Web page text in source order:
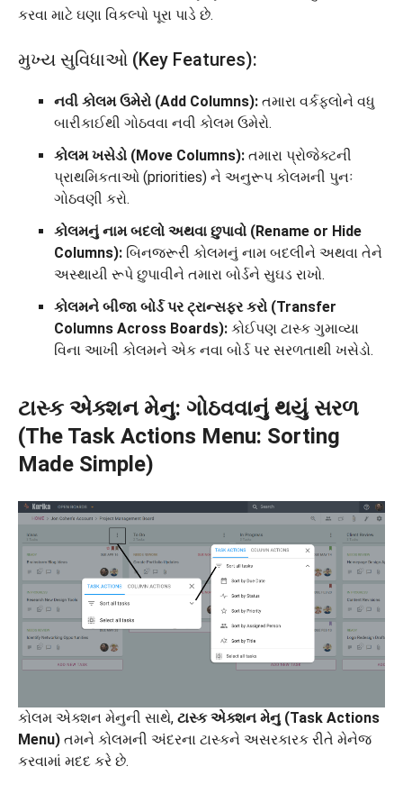
કરવા માટે ઘણા વિકલ્પો પૂરા પાડે છે.
મુખ્ય સુવિધાઓ (Key Features):
નવી કોલમ ઉમેરો (Add Columns): તમારા વર્કફ્લોને વધુ
બારીકાઈથી ગોઠવવા નવી કોલમ ઉમેરો.
કોલમ ખસેડો (Move Columns): તમારા પ્રોજેક્ટની
પ્રાથમિકતાઓ (priorities) ને અનુરૂપ કોલમની પુનઃ
ગોઠવણી કરો.
કોલમનું નામ બદલો અથવા છુપાવો (Rename or Hide
Columns): બિનજરૂરી કોલમનું નામ બદલીને અથવા તેને
અસ્થાયી રૂપે છુપાવીને તમારા બોર્ડને સુઘડ રાખો.
કોલમને બીજા બોર્ડ પર ટ્રાન્સફર કરો (Transfer
Columns Across Boards): કોઈપણ ટાસ્ક ગુમાવ્યા
વિના આખી કોલમને એક નવા બોર્ડ પર સરળતાથી ખસેડો.
ટાસ્ક એક્શન મેનુ: ગોઠવવાનું થયું સરળ
(The Task Actions Menu: Sorting
Made Simple)
કોલમ એક્શન મેનુની સાથે, ટાસ્ક એક્શન મેનુ (Task Actions
Menu) તમને કોલમની અંદરના ટાસ્કને અસરકારક રીતે મેનેજ
કરવામાં મદદ કરે છે.